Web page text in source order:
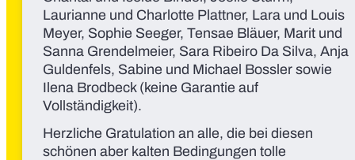
Laurianne und Charlotte Plattner, Lara und Louis
Meyer, Sophie Seeger, Tensae Bläuer, Marit und
Sanna Grendelmeier, Sara Ribeiro Da Silva, Anja
Guldenfels, Sabine und Michael Bossler sowie
Ilena Brodbeck (keine Garantie auf
Vollständigkeit).
Herzliche Gratulation an alle, die bei diesen
schönen aber kalten Bedingungen tolle